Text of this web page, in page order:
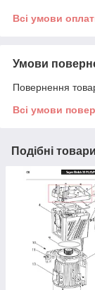
Всі умови
Умови
Повернення
Всі умови
Подібні